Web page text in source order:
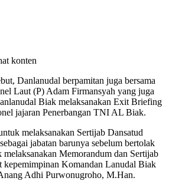
konten
Danlanudal berpamitan juga bersama
Laut (P) Adam Firmansyah yang juga
Biak melaksanakan Exit Briefing
jajaran Penerbangan TNI AL Biak.
melaksanakan Sertijab Dansatud
jabatan barunya sebelum bertolak
Memorandum dan Sertijab
kepemimpinan Komandan Lanudal Biak
Adhi Purwonugroho, M.Han.